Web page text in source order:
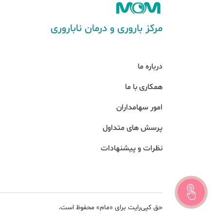
مرکز باروری و درمان ناباروری
درباره ما
همکاری با ما
امور سهامداران
پرسش های متداول
نظرات و پیشنهادات
حق کپی‌رایت برای «مام» محفوظ است.